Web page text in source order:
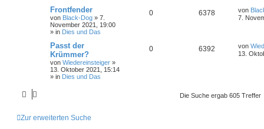
Frontfender
von Black-Dog » 7.
November 2021, 19:00
» in Dies und Das
0 6378 von
7.
Passt der
Krümmer?
von Wiedereinsteiger »
13. Oktober 2021, 15:14
» in Dies und Das
0 6392 von
13.
Die Suche ergab 605 Treffer
Zur erweiterten Suche